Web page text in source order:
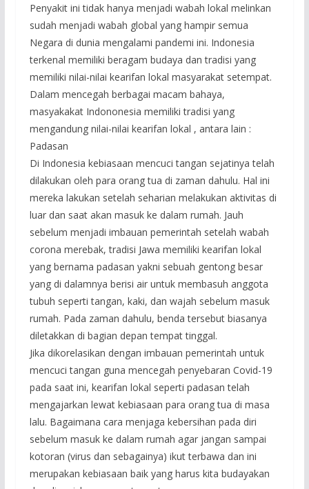
Penyakit ini tidak hanya menjadi wabah lokal melinkan
sudah menjadi wabah global yang hampir semua
Negara di dunia mengalami pandemi ini. Indonesia
terkenal memiliki beragam budaya dan tradisi yang
memiliki nilai-nilai kearifan lokal masyarakat setempat.
Dalam mencegah berbagai macam bahaya,
masyakakat Indononesia memiliki tradisi yang
mengandung nilai-nilai kearifan lokal , antara lain :
Padasan
Di Indonesia kebiasaan mencuci tangan sejatinya telah
dilakukan oleh para orang tua di zaman dahulu. Hal ini
mereka lakukan setelah seharian melakukan aktivitas di
luar dan saat akan masuk ke dalam rumah. Jauh
sebelum menjadi imbauan pemerintah setelah wabah
corona merebak, tradisi Jawa memiliki kearifan lokal
yang bernama padasan yakni sebuah gentong besar
yang di dalamnya berisi air untuk membasuh anggota
tubuh seperti tangan, kaki, dan wajah sebelum masuk
rumah. Pada zaman dahulu, benda tersebut biasanya
diletakkan di bagian depan tempat tinggal.
Jika dikorelasikan dengan imbauan pemerintah untuk
mencuci tangan guna mencegah penyebaran Covid-19
pada saat ini, kearifan lokal seperti padasan telah
mengajarkan lewat kebiasaan para orang tua di masa
lalu. Bagaimana cara menjaga kebersihan pada diri
sebelum masuk ke dalam rumah agar jangan sampai
kotoran (virus dan sebagainya) ikut terbawa dan ini
merupakan kebiasaan baik yang harus kita budayakan